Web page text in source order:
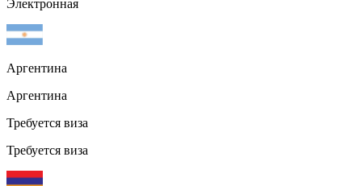
Электронная
Аргентина
Аргентина
Требуется виза
Требуется виза